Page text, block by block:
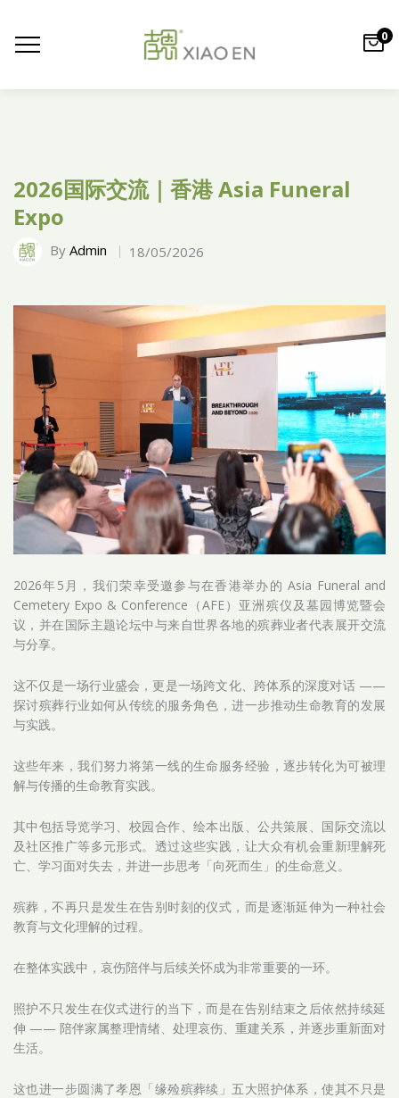
0
2026国际交流｜香港 Asia Funeral
Expo
By Admin 18/05/2026
2026年5月，我们荣幸受邀参与在香港举办的 Asia Funeral and
Cemetery Expo & Conference（AFE）亚洲殡仪及墓园博览暨会
议，并在国际主题论坛中与来自世界各地的殡葬业者代表展开交流
与分享。
这不仅是一场行业盛会，更是一场跨文化、跨体系的深度对话 ——
探讨殡葬行业如何从传统的服务角色，进一步推动生命教育的发展
与实践。
这些年来，我们努力将第一线的生命服务经验，逐步转化为可被理
解与传播的生命教育实践。
其中包括导览学习、校园合作、绘本出版、公共策展、国际交流以
及社区推广等多元形式。透过这些实践，让大众有机会重新理解死
亡、学习面对失去，并进一步思考「向死而生」的生命意义。
殡葬，不再只是发生在告别时刻的仪式，而是逐渐延伸为一种社会
教育与文化理解的过程。
在整体实践中，哀伤陪伴与后续关怀成为非常重要的一环。
照护不只发生在仪式进行的当下，而是在告别结束之后依然持续延
伸 —— 陪伴家属整理情绪、处理哀伤、重建关系，并逐步重新面对
生活。
这也进一步圆满了孝恩「缘殓殡葬续」五大照护体系，使其不只是